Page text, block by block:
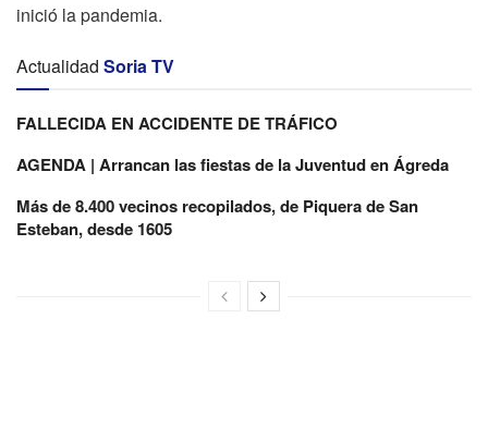
inició la pandemia.
Actualidad Soria TV
FALLECIDA EN ACCIDENTE DE TRÁFICO
AGENDA | Arrancan las fiestas de la Juventud en Ágreda
Más de 8.400 vecinos recopilados, de Piquera de San
Esteban, desde 1605